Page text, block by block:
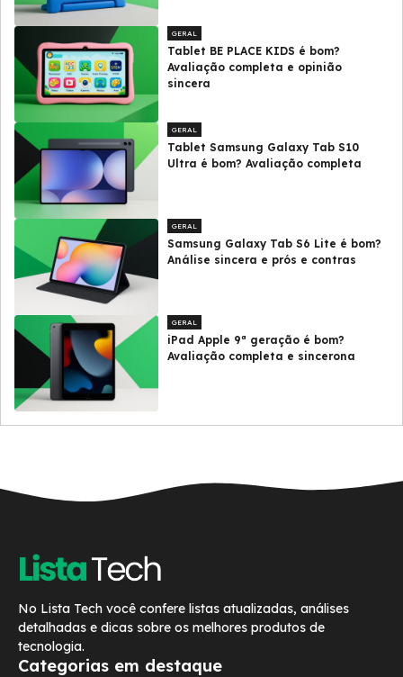
GERAL
Tablet BE PLACE KIDS é bom?
Avaliação completa e opinião
sincera
GERAL
Tablet Samsung Galaxy Tab S10
Ultra é bom? Avaliação completa
GERAL
Samsung Galaxy Tab S6 Lite é bom?
Análise sincera e prós e contras
GERAL
iPad Apple 9ª geração é bom?
Avaliação completa e sincerona
No Lista Tech você confere listas atualizadas, análises
detalhadas e dicas sobre os melhores produtos de
tecnologia.
Categorias em destaque